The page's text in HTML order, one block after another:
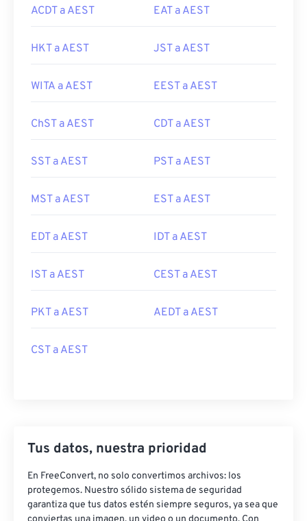
ACDT a AEST EAT a AEST
HKT a AEST JST a AEST
WITA a AEST EEST a AEST
ChST a AEST CDT a AEST
SST a AEST PST a AEST
MST a AEST EST a AEST
EDT a AEST IDT a AEST
IST a AEST CEST a AEST
PKT a AEST AEDT a AEST
CST a AEST
Tus datos, nuestra prioridad
En FreeConvert, no solo convertimos archivos: los
protegemos. Nuestro sólido sistema de seguridad
garantiza que tus datos estén siempre seguros, ya sea que